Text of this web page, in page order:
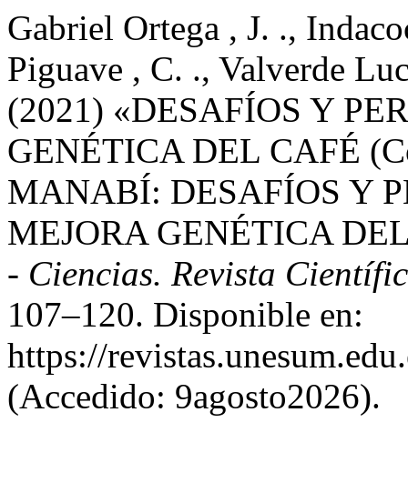
Gabriel Ortega , J. .,
Piguave , C. ., Valverde
(2021) «DESAFÍOS Y
GENÉTICA DEL CAFÉ
MANABÍ: DESAFÍOS Y
MEJORA GENÉTICA
- Ciencias. Revista
107–120. Disponible en:
https://
(Accedido: 9agosto2026).